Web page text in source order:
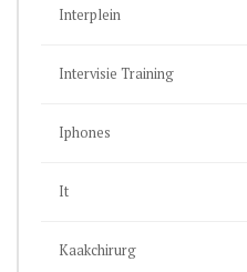
Interplein
Intervisie Training
Iphones
It
Kaakchirurg